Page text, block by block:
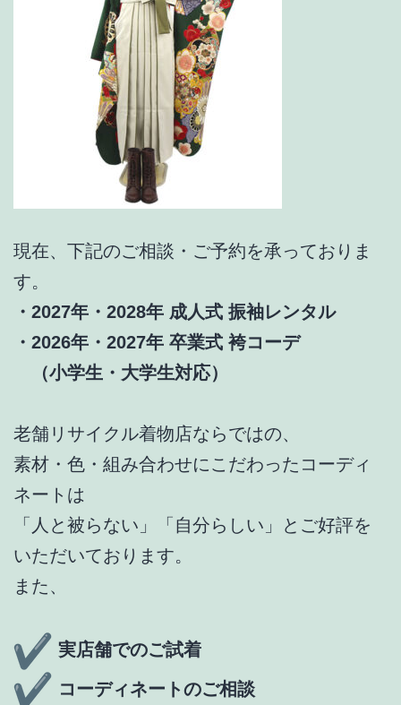
現在、下記のご相談・ご予約を承っておりま
す。
・2027年・2028年 成人式 振袖レンタル
・2026年・2027年 卒業式 袴コーデ
（小学生・大学生対応）
老舗リサイクル着物店ならではの、
素材・色・組み合わせにこだわったコーディ
ネートは
「人と被らない」「自分らしい」とご好評を
いただいております。
また、
実店舗でのご試着
コーディネートのご相談